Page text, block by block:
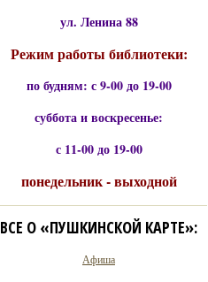
ул. Ленина 88
Режим работы библиотеки:
по будням: с 9-00 до 19-00
суббота и воскресенье:
с 11-00 до 19-00
понедельник - выходной
ВСЕ О «ПУШКИНСКОЙ КАРТЕ»:
Афиша